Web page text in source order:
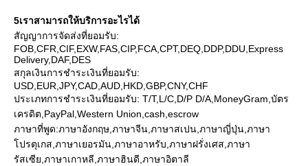
5เราสามารถให้บริการอะไรได้
สัญญาการจัดส่งที่ยอมรับ:
FOB,CFR,CIF,EXW,FAS,CIP,FCA,CPT,DEQ,DDP,DDU,Express
Delivery,DAF,DES
สกุลเงินการชําระเงินที่ยอมรับ:
USD,EUR,JPY,CAD,AUD,HKD,GBP,CNY,CHF
ประเภทการชําระเงินที่ยอมรับ: T/T,L/C,D/P D/A,MoneyGram,บัตร
เครดิต,PayPal,Western Union,cash,escrow
ภาษาที่พูด:ภาษาอังกฤษ,ภาษาจีน,ภาษาสเปน,ภาษาญี่ปุ่น,ภาษา
โปรตุเกส,ภาษาเยอรมัน,ภาษาอาหรับ,ภาษาฝรั่งเศส,ภาษา
รัสเซีย,ภาษาเกาหลี,ภาษาฮินดี,ภาษาอิตาลี